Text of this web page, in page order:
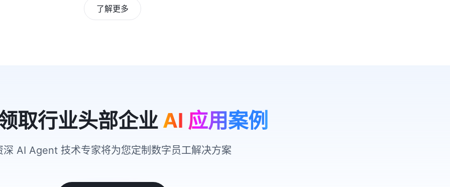
了解更多
取行业头部企业 AI 应用案例
深 AI Agent 技术专家将为您定制数字员工解决方案